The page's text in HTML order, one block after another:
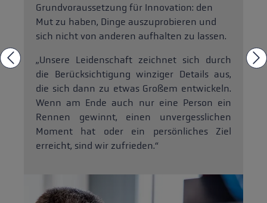
Grundvoraussetzung für Innovation: den
Mut zu haben, Dinge auszuprobieren und
sich nicht von anderen aufhalten zu lassen.
„Unsere Leidenschaft zeichnet sich durch
die Berücksichtigung winziger Details aus,
die sich dann zu etwas Großem entwickeln.
Wenn am Ende auch nur eine Person ein
Rennen gewinnt, einen unvergesslichen
Moment hat oder ein persönliches Ziel
erreicht, sind wir zufrieden.“